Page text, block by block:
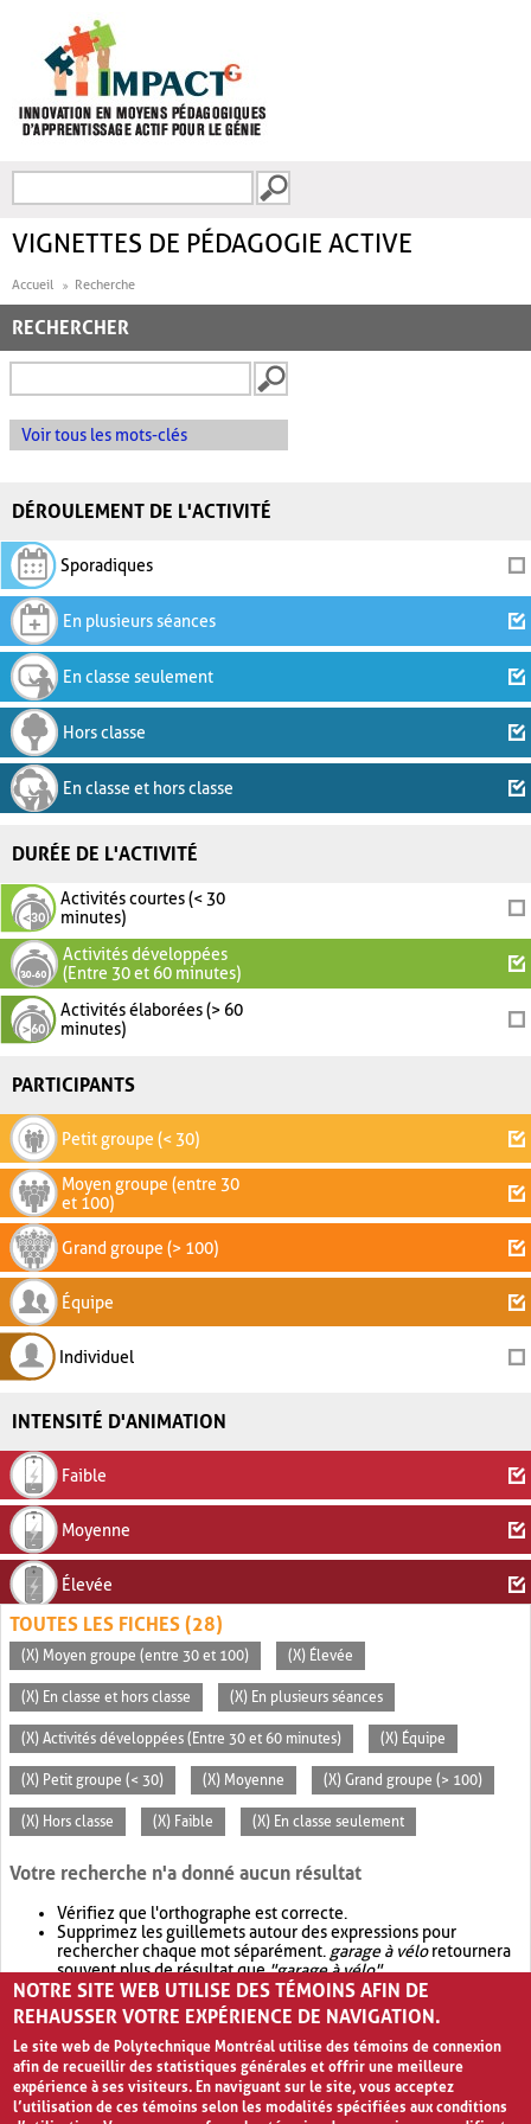
FORMULAIRE DE
VIGNETTES DE PÉDAGOGIE ACTIVE
Accueil Recherche
RECHERCHER
Voir tous les mots-clés
DÉROULEMENT DE L'ACTIVITÉ
Sporadiques
En plusieurs séances
En classe seulement
Hors classe
En classe et hors classe
DURÉE DE L'ACTIVITÉ
Activités courtes (< 30
minutes)
Activités développées
(Entre 30 et 60 minutes)
Activités élaborées (> 60
minutes)
PARTICIPANTS
Petit groupe (< 30)
Moyen groupe (entre 30
et 100)
Grand groupe (> 100)
Équipe
Individuel
INTENSITÉ D'ANIMATION
Faible
Moyenne
Élevée
TOUTES LES FICHES (28)
(X) Moyen groupe (entre 30 et 100) (X) Élevée
(X) En classe et hors classe (X) En plusieurs séances
(X) Activités développées (Entre 30 et 60 minutes) (X) Équipe
(X) Petit groupe (< 30) (X) Moyenne (X) Grand groupe (> 100)
(X) Hors classe (X) Faible (X) En classe seulement
Votre recherche n'a donné aucun résultat
Vérifiez que l'orthographe est correcte.
Supprimez les guillemets autour des expressions pour
rechercher chaque mot séparément. garage à véloretournera
souvent plus de résultat que"garage à vélo".
Envisagez d'élargir votre recherche avec OR.garage OR vélo
retournera souvent plus de résultat quegarage à vélo
NOTRE SITE WEB UTILISE DES TÉMOINS AFIN DE
REHAUSSER VOTRE EXPÉRIENCE DE NAVIGATION.
Le site web de Polytechnique Montréal utilise des témoins de connexion
afin de recueillir des statistiques générales et offrir une meilleure
expérience à ses visiteurs. En naviguant sur le site, vous acceptez
l’utilisation de ces témoins selon les modalités spécifiées aux conditions